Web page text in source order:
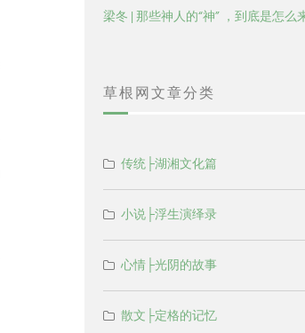
梁冬 | 那些神人的“神” ，到底是怎么
草根网文章分类
传统├湖湘文化篇
小说├浮生演绎录
心情├光阴的故事
散文├定格的记忆